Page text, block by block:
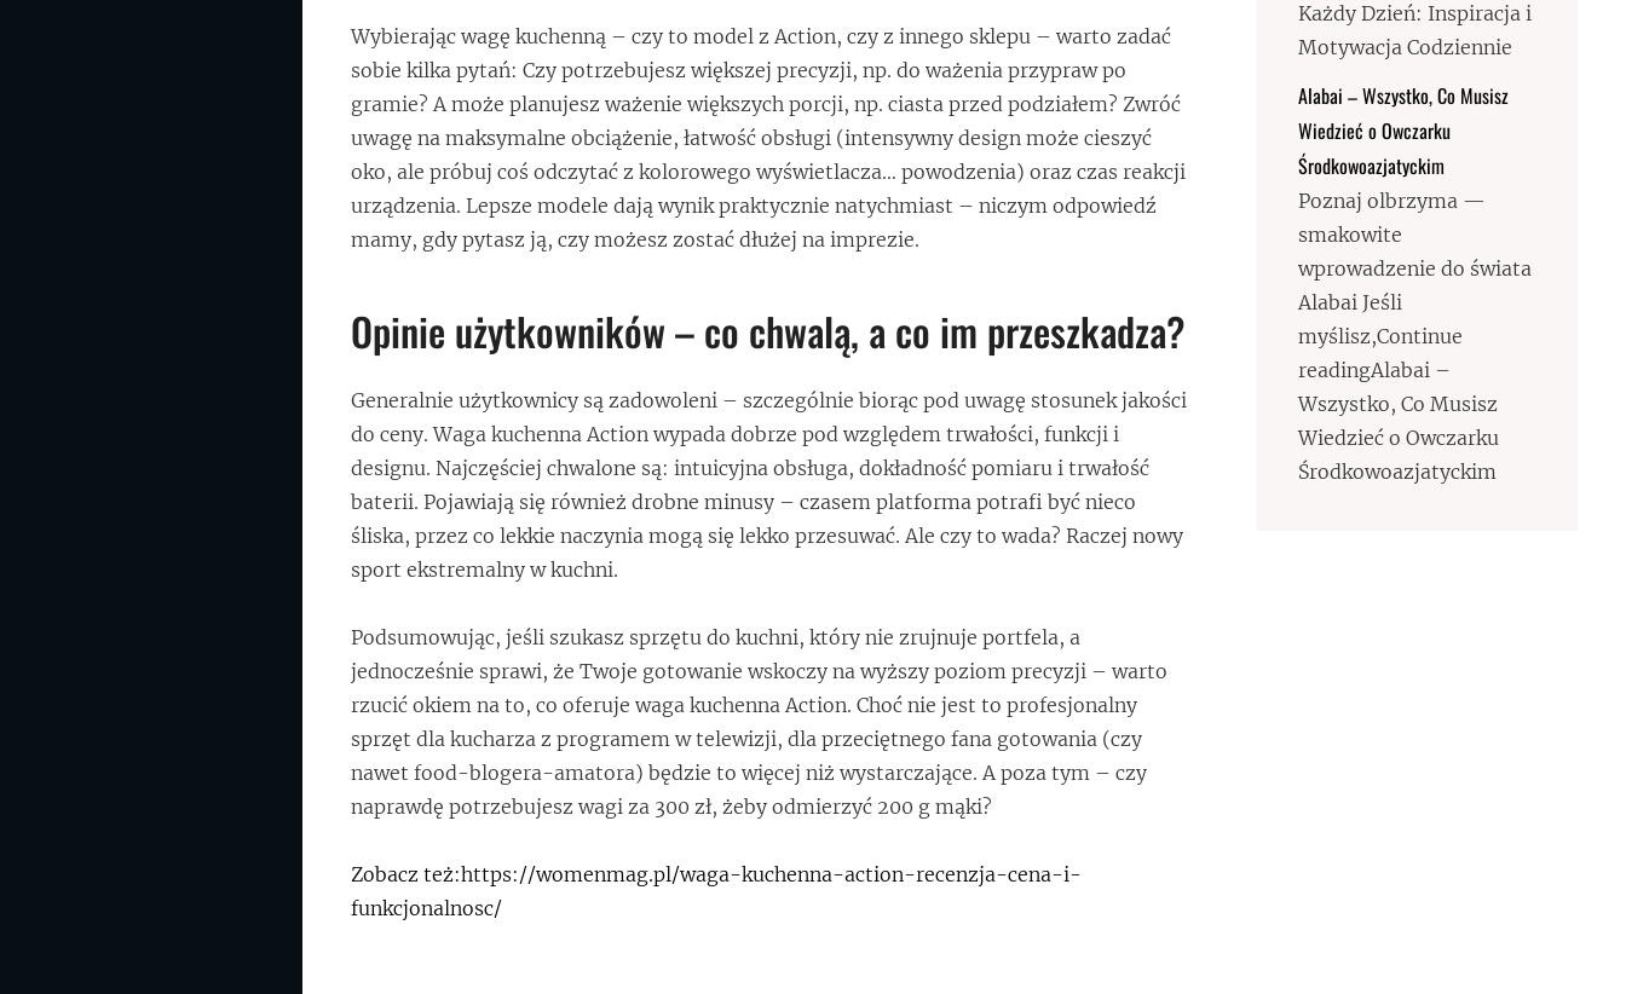
Wybierając wagę kuchenną – czy to model z Action, czy z innego sklepu – warto zadać
sobie kilka pytań: Czy potrzebujesz większej precyzji, np. do ważenia przypraw po
gramie? A może planujesz ważenie większych porcji, np. ciasta przed podziałem? Zwróć
uwagę na maksymalne obciążenie, łatwość obsługi (intensywny design może cieszyć
oko, ale próbuj coś odczytać z kolorowego wyświetlacza… powodzenia) oraz czas reakcji
urządzenia. Lepsze modele dają wynik praktycznie natychmiast – niczym odpowiedź
mamy, gdy pytasz ją, czy możesz zostać dłużej na imprezie.
Opinie użytkowników – co chwalą, a co im przeszkadza?
Generalnie użytkownicy są zadowoleni – szczególnie biorąc pod uwagę stosunek jakości
do ceny. Waga kuchenna Action wypada dobrze pod względem trwałości, funkcji i
designu. Najczęściej chwalone są: intuicyjna obsługa, dokładność pomiaru i trwałość
baterii. Pojawiają się również drobne minusy – czasem platforma potrafi być nieco
śliska, przez co lekkie naczynia mogą się lekko przesuwać. Ale czy to wada? Raczej nowy
sport ekstremalny w kuchni.
Podsumowując, jeśli szukasz sprzętu do kuchni, który nie zrujnuje portfela, a
jednocześnie sprawi, że Twoje gotowanie wskoczy na wyższy poziom precyzji – warto
rzucić okiem na to, co oferuje waga kuchenna Action. Choć nie jest to profesjonalny
sprzęt dla kucharza z programem w telewizji, dla przeciętnego fana gotowania (czy
nawet food-blogera-amatora) będzie to więcej niż wystarczające. A poza tym – czy
naprawdę potrzebujesz wagi za 300 zł, żeby odmierzyć 200 g mąki?
Zobacz też:https://womenmag.pl/waga-kuchenna-action-recenzja-cena-i-
funkcjonalnosc/
Każdy Dzień: Inspiracja i
Motywacja Codziennie
Alabai – Wszystko, Co Musisz
Wiedzieć o Owczarku
Środkowoazjatyckim
Poznaj olbrzyma —
smakowite
wprowadzenie do świata
Alabai Jeśli
myślisz,Continue
readingAlabai –
Wszystko, Co Musisz
Wiedzieć o Owczarku
Środkowoazjatyckim